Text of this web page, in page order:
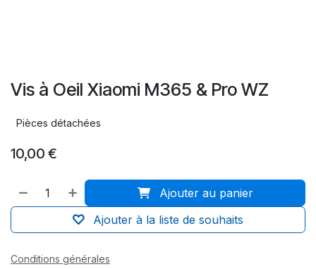
Vis à Oeil Xiaomi M365 & Pro WZ
Pièces détachées
10,00 €
Ajouter au panier
Ajouter à la liste de souhaits
Conditions générales